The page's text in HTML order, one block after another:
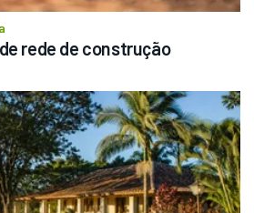
rede de construção